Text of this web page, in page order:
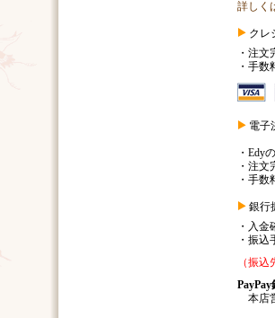
詳しく
クレ
・注
・手数
電子
・Edy
・注
・手数
銀行
・入
・振
（振込
PayPay
本店